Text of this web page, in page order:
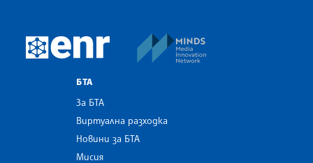
European Newsroom
БТА
За БТА
Виртуална разходка
Новини за БТА
Мисия